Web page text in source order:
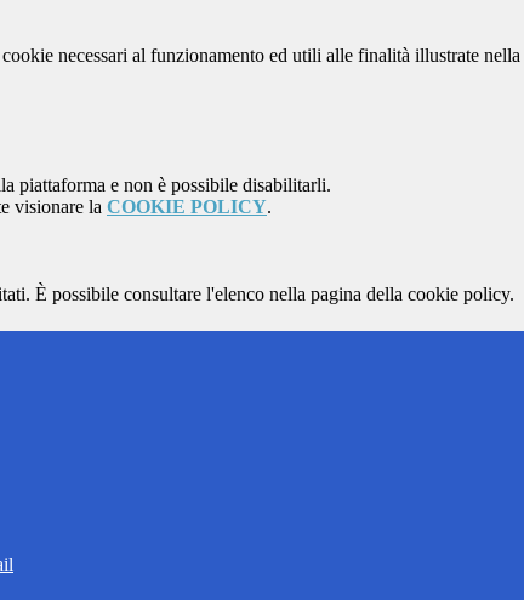
necessari al funzionamento ed utili alle finalità illustrate nella
piattaforma e non è possibile disabilitarli.
visionare la COOKIE POLICY.
È possibile consultare l'elenco nella pagina della cookie policy.